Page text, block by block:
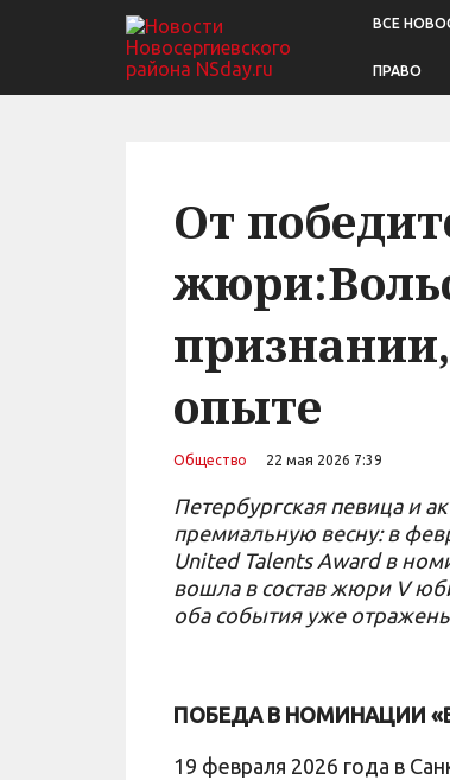
ВСЕ
ПРАВО
От
опыте
Общество 22 мая 2026 7:39
Петербургская певица и
премиальную весну: в
United Talents Award в
вошла в состав жюри V
оба события уже
ПОБЕДА В НОМИНАЦИИ
19 февраля 2026 года в